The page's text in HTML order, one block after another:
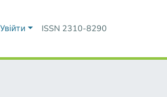
Увійти ISSN 2310-8290